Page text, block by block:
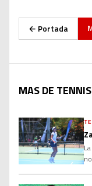
← Portada
MAS DE TENNIS